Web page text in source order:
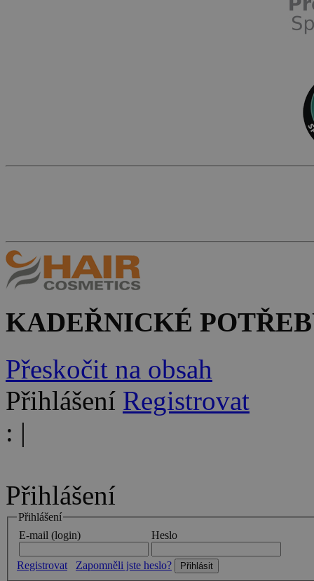
KADEŘNICKÉ
Přeskočit na obsah
Přihlášení Registrovat
: |
Přihlášení
Přihlášení
E-mail (login)
Heslo
Registrovat
Zapomněli jste heslo?